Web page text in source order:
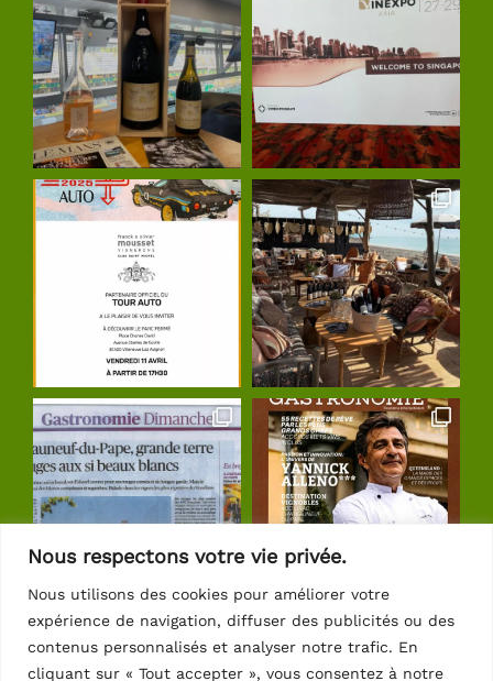
Nous respectons votre vie privée.
Nous utilisons des cookies pour améliorer votre
expérience de navigation, diffuser des publicités ou des
contenus personnalisés et analyser notre trafic. En
cliquant sur « Tout accepter », vous consentez à notre
Suivre sur Instagram